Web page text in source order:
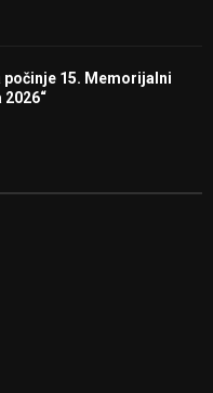
počinje 15. Memorijalni